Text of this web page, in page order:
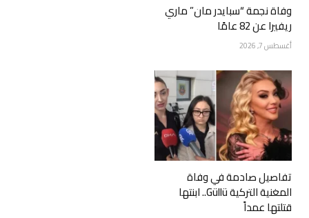
وفاة نجمة “سبايدر مان” ماري
ريفيرا عن 82 عامًا
أغسطس 7, 2026
تفاصيل صادمة في وفاة
المغنية التركية Güllü.. ابنتها
قتلتها عمداً